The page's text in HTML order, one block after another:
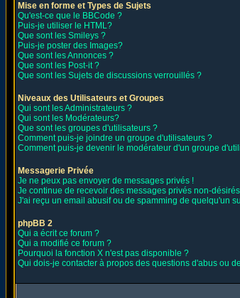
Mise en forme et Types de Sujets
Qu'est-ce que le BBCode ?
Puis-je utiliser le HTML?
Que sont les Smileys ?
Puis-je poster des Images?
Que sont les Annonces ?
Que sont les Post-it ?
Que sont les Sujets de discussions verrouillés ?
Niveaux des Utilisateurs et Groupes
Qui sont les Administrateurs ?
Qui sont les Modérateurs?
Que sont les groupes d'utilisateurs ?
Comment puis-je joindre un groupe d'utilisateurs ?
Comment puis-je devenir le modérateur d'un groupe
Messagerie Privée
Je ne peux pas envoyer de messages privés !
Je continue de recevoir des messages privés non-
J'ai reçu un email abusif ou de spamming de quelqu'un
phpBB 2
Qui a écrit ce forum ?
Qui a modifié ce forum ?
Pourquoi la fonction X n'est pas disponible ?
Qui dois-je contacter à propos des questions d'abus ou